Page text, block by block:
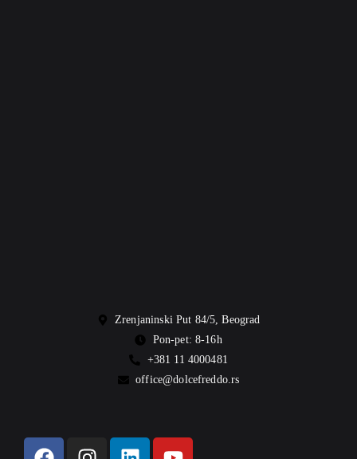
Zrenjaninski Put 84/5, Beograd
Pon-pet: 8-16h
+381 11 4000481
office@dolcefreddo.rs